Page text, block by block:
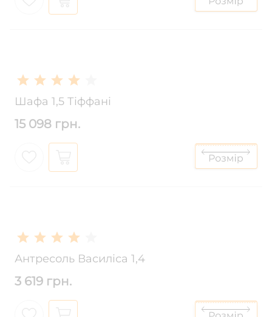
Шафа 1,5 Тіффані
15 098 грн.
Антресоль Василіса 1,4
3 619 грн.